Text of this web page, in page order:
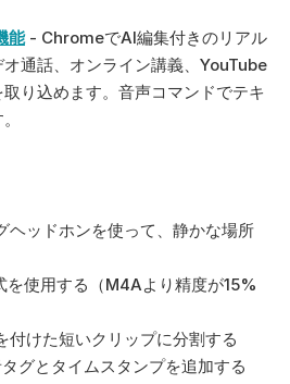
能 - ChromeでAI編集付きのリアル
通話、オンライン講義、YouTube
り込めます。音声コマンドでテキ
ヘッドホンを使って、静かな場所
を使用する（M4Aより精度が15%
付けた短いクリップに分割する
グとタイムスタンプを追加する